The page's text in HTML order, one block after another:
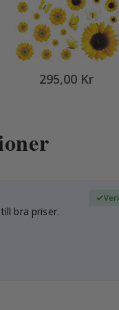
295,00 Kr
bra priser.